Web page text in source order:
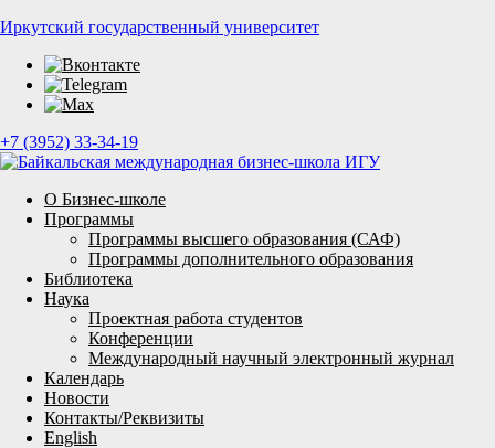
Иркутский государственный университет
+7 (3952) 33-34-19
О Бизнес-школе
Программы
Программы высшего образования (САФ)
Программы дополнительного образования
Библиотека
Наука
Проектная работа студентов
Конференции
Международный научный электронный журнал
Календарь
Новости
Контакты/Реквизиты
English